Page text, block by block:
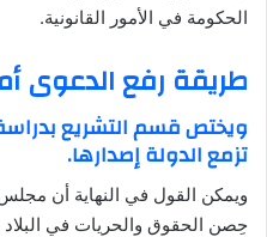
الحكومة في الأمور القانونية.
طريقة رفع الدعوى
ويختص قسم التشريع
تزمع الدولة إصدارها.
ويمكن القول في النهاية أن
حِصن الحقوق والحريات في